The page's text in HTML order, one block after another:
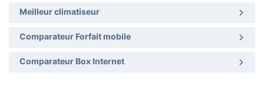
Meilleur climatiseur
Comparateur Forfait mobile
Comparateur Box Internet